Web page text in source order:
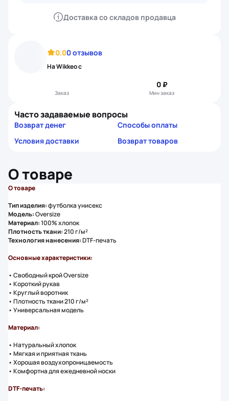
Доставка со складов продавца
0.00 отзывов
На Wikkeo с
Заказ
0 ₽
Мин заказ
Часто задаваемые вопросы
Возврат денег
Способы оплаты
Условия доставки
Возврат товаров
О товаре
О товаре
Тип изделия:футболка унисекс
Модель:Oversize
Материал:100% хлопок
Плотность ткани:210 г/м²
Технология нанесения:DTF-печать
Основные характеристики:
• Свободный крой Oversize
• Короткий рукав
• Круглый воротник
• Плотность ткани 210 г/м²
• Универсальная модель
Материал:
• Натуральный хлопок
• Мягкая и приятная ткань
• Хорошая воздухопроницаемость
• Комфортна для ежедневной носки
DTF-печать: